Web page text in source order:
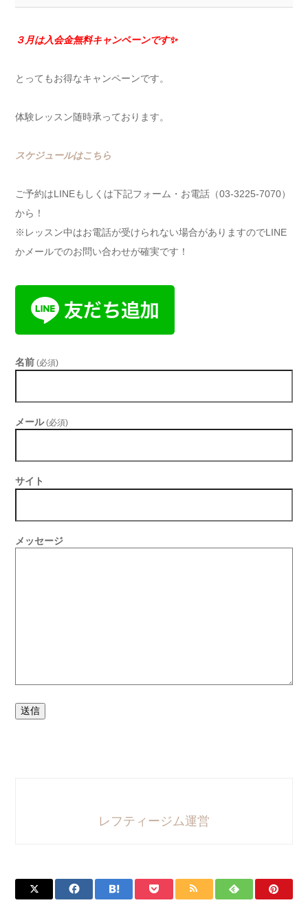
３月は入会金無料キャンペーンです✨
とってもお得なキャンペーンです。
体験レッスン随時承っております。
スケジュールはこちら
ご予約はLINEもしくは下記フォーム・お電話（03-3225-7070）
から！
※レッスン中はお電話が受けられない場合がありますのでLINE
かメールでのお問い合わせが確実です！
名前 (必須)
メール (必須)
サイト
メッセージ
送信
レフティージム運営